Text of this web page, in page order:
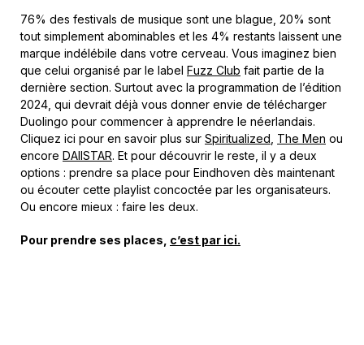
76% des festivals de musique sont une blague, 20% sont
tout simplement abominables et les 4% restants laissent une
marque indélébile dans votre cerveau. Vous imaginez bien
que celui organisé par le label Fuzz Club fait partie de la
dernière section. Surtout avec la programmation de l’édition
2024, qui devrait déjà vous donner envie de télécharger
Duolingo pour commencer à apprendre le néerlandais.
Cliquez ici pour en savoir plus sur Spiritualized The Men ou
encore DAIISTAR. Et pour découvrir le reste, il y a deux
options : prendre sa place pour Eindhoven dès maintenant
ou écouter cette playlist concoctée par les organisateurs.
Ou encore mieux : faire les deux.
Pour prendre ses places, c’est par ici.